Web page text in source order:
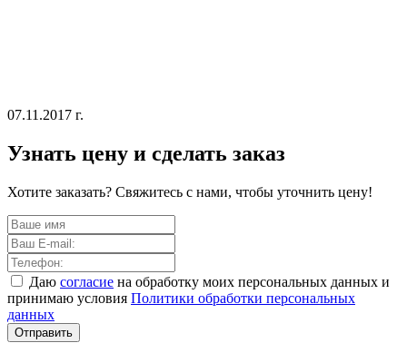
07.11.2017 г.
Узнать цену и сделать заказ
Хотите заказать? Свяжитесь с нами, чтобы уточнить цену!
Даю согласие на обработку моих персональных данных и
принимаю условия Политики обработки персональных
данных
Отправить